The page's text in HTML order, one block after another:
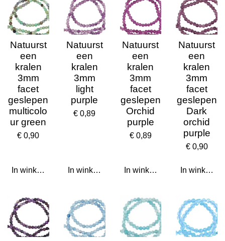
Natuurst
een
kralen
3mm
facet
geslepen
multicolo
ur green
€ 0,90
In winkelwagen
Natuurst
een
kralen
3mm
light
purple
€ 0,89
In winkelwagen
Natuurst
een
kralen
3mm
facet
geslepen
Orchid
purple
€ 0,89
In winkelwagen
Natuurst
een
kralen
3mm
facet
geslepen
Dark
orchid
purple
€ 0,90
In